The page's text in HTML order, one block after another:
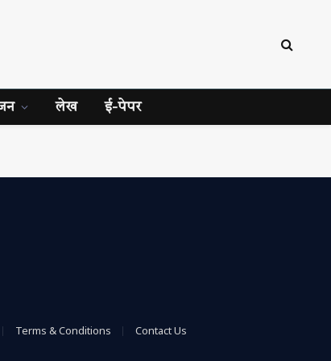
लेख ई-पेपर
Terms & Conditions Contact Us